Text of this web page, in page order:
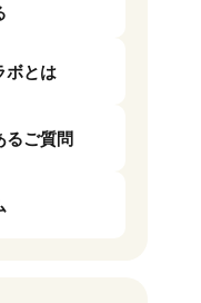
ボとは
るご質問